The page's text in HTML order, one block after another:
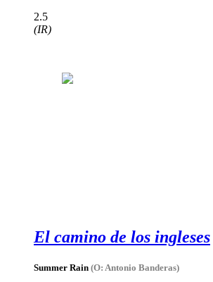
2.5
(IR)
El camino de los ingleses
Summer Rain (O: Antonio Banderas)